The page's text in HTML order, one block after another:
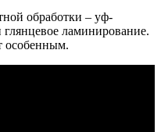
обработки – уф-
ламинирование.
особенным.